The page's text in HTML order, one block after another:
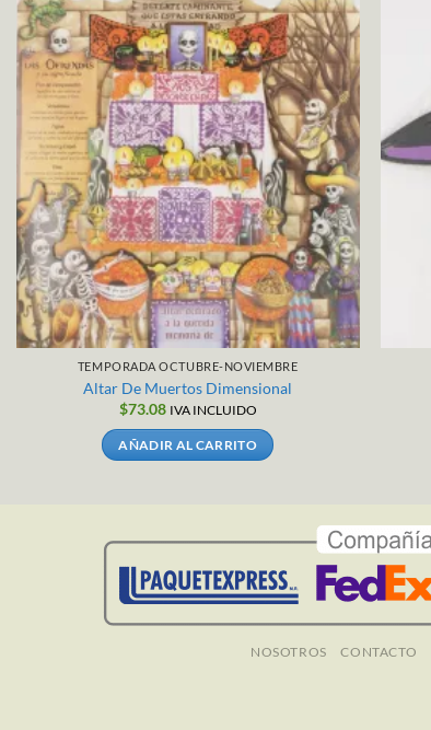
TEMPORADA OCTUBRE-NOVIEMBRE
Altar De Muertos Dimensional
$73.08 IVA INCLUIDO
AÑADIR AL CARRITO
NOSOTROS CONTACTO